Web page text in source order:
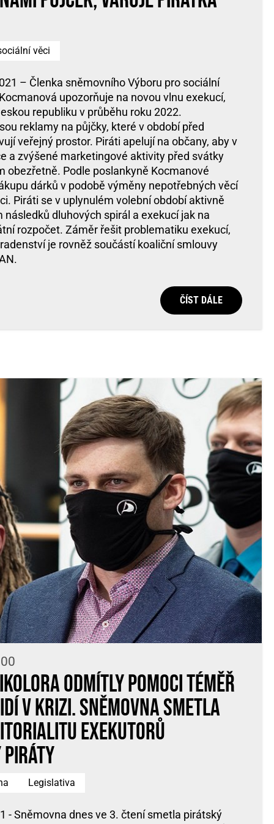
věci
– Členka sněmovního Výboru pro sociální
upozorňuje na novou vlnu exekucí,
republiku v průběhu roku 2022.
reklamy na půjčky, které v období před
veřejný prostor. Piráti apelují na občany, aby v
a zvýšené marketingové aktivity před svátky
obezřetně. Podle poslankyně Kocmanové
dárků v podobě výměny nepotřebných věcí
Piráti se v uplynulém volební období aktivně
dluhových spirál a exekucí jak na
rozpočet. Záměr řešit problematiku exekucí,
je rovněž součástí koaliční smlouvy
ČÍST DÁLE
odmítly pomoci téměř
v krizi. Sněmovna smetla
exekutorů
Piráty
Legislativa
- Sněmovna dnes ve 3. čtení smetla pirátský